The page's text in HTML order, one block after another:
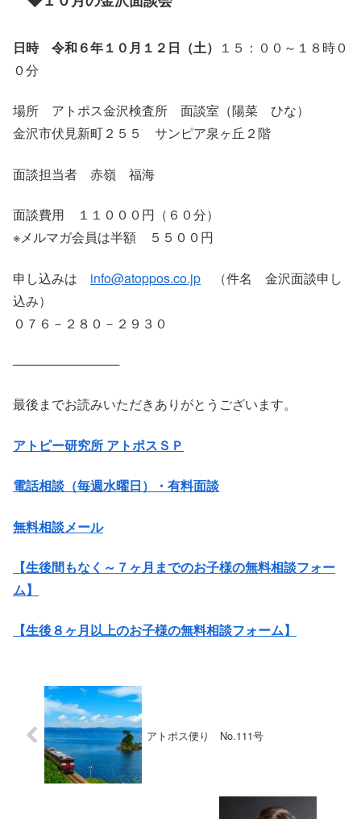
日時 令和６年１０月１２日（土） １５：００～１８時０
０分
場所 アトポス金沢検査所 面談室（陽菜 ひな）
金沢市伏見新町２５５ サンピア泉ヶ丘２階
面談担当者 赤嶺 福海
面談費用 １１０００円（６０分）
※メルマガ会員は半額 ５５００円
申し込みは info@atoppos.co.jp （件名 金沢面談申し
込み）
０７６－２８０－２９３０
────────────
最後までお読みいただきありがとうございます。
アトピー研究所 アトポスＳＰ
電話相談（毎週水曜日）・有料面談
無料相談メール
【生後間もなく～７ヶ月までのお子様の無料相談フォー
ム】
【生後８ヶ月以上のお子様の無料相談フォーム】
アトポス便り No.111号